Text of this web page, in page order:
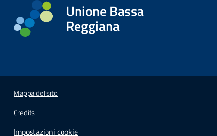
Unione Bassa
Reggiana
Mappa del sito
Credits
Impostazioni cookie